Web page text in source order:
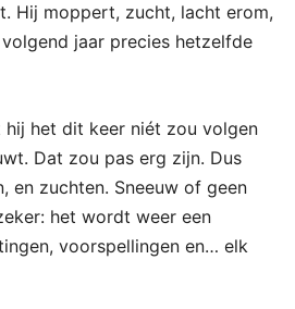
Hij moppert, zucht, lacht erom,
jaar precies hetzelfde
het dit keer niét zou volgen
Dat zou pas erg zijn. Dus
en zuchten. Sneeuw of geen
het wordt weer een
voorspellingen en… elk